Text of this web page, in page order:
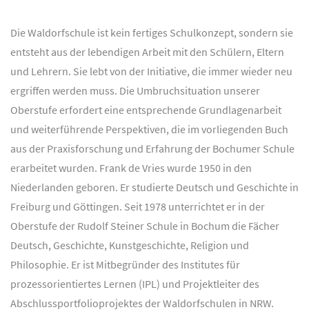
Die Waldorfschule ist kein fertiges Schulkonzept, sondern sie
entsteht aus der lebendigen Arbeit mit den Schülern, Eltern
und Lehrern. Sie lebt von der Initiative, die immer wieder neu
ergriffen werden muss. Die Umbruchsituation unserer
Oberstufe erfordert eine entsprechende Grundlagenarbeit
und weiterführende Perspektiven, die im vorliegenden Buch
aus der Praxisforschung und Erfahrung der Bochumer Schule
erarbeitet wurden. Frank de Vries wurde 1950 in den
Niederlanden geboren. Er studierte Deutsch und Geschichte in
Freiburg und Göttingen. Seit 1978 unterrichtet er in der
Oberstufe der Rudolf Steiner Schule in Bochum die Fächer
Deutsch, Geschichte, Kunstgeschichte, Religion und
Philosophie. Er ist Mitbegründer des Institutes für
prozessorientiertes Lernen (IPL) und Projektleiter des
Abschlussportfolioprojektes der Waldorfschulen in NRW.